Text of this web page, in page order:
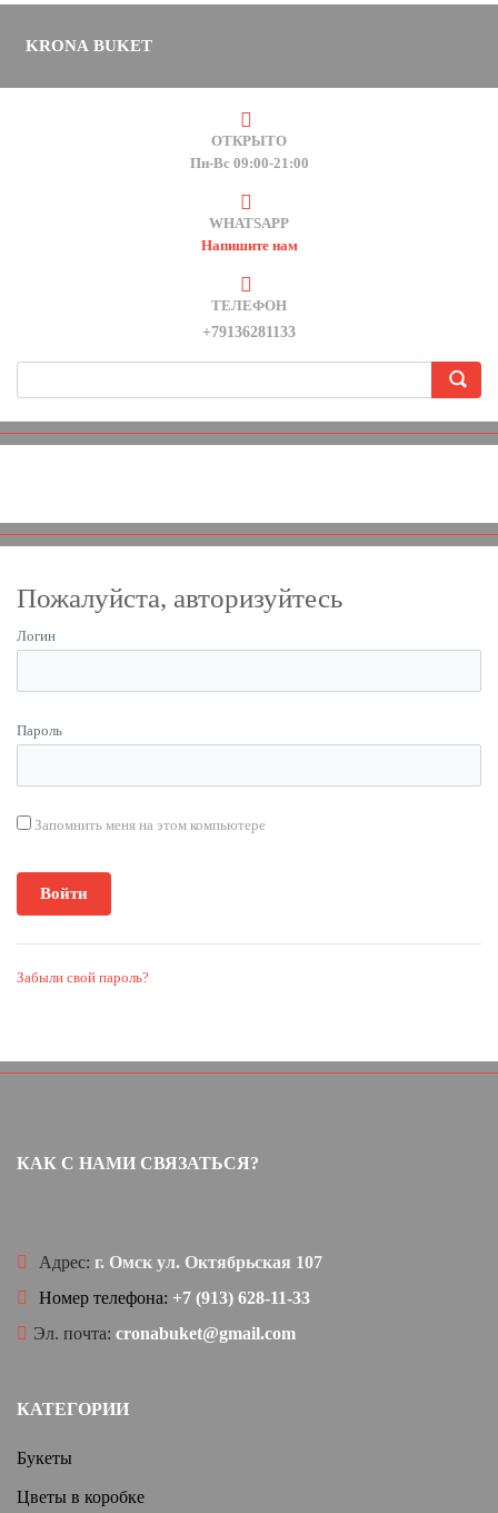
KRONA BUKET
ОТКРЫТО
Пн-Вс 09:00-21:00
WHATSAPP
Напишите нам
ТЕЛЕФОН
+79136281133
Пожалуйста, авторизуйтесь
Логин
Пароль
Запомнить меня на этом компьютере
Забыли свой пароль?
КАК С НАМИ СВЯЗАТЬСЯ?
Адрес: г. Омск ул. Октябрьская 107
Номер телефона: +7 (913) 628-11-33
Эл. почта: cronabuket@gmail.com
КАТЕГОРИИ
Букеты
Цветы в коробке